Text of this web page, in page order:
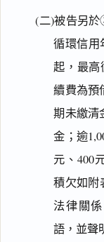
(二)被告另
循環信用
起，最高
續費為預
期未繳清
金；逾
元、400
積欠如附
法律關
語，並聲